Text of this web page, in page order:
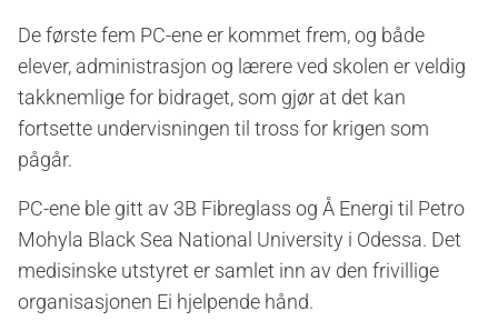
De første fem PC-ene er kommet frem, og både
elever, administrasjon og lærere ved skolen er veldig
takknemlige for bidraget, som gjør at det kan
fortsette undervisningen til tross for krigen som
pågår.
PC-ene ble gitt av 3B Fibreglass og Å Energi til Petro
Mohyla Black Sea National University i Odessa. Det
medisinske utstyret er samlet inn av den frivillige
organisasjonen Ei hjelpende hånd.